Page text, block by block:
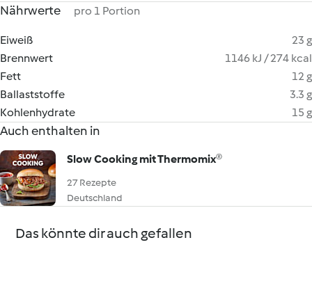
Nährwerte pro 1 Portion
Eiweiß
23 g
Brennwert
1146 kJ / 274 kcal
Fett
12 g
Ballaststoffe
3.3 g
Kohlenhydrate
15 g
Auch enthalten in
Slow Cooking mit Thermomix®
27 Rezepte
Deutschland
Das könnte dir auch gefallen